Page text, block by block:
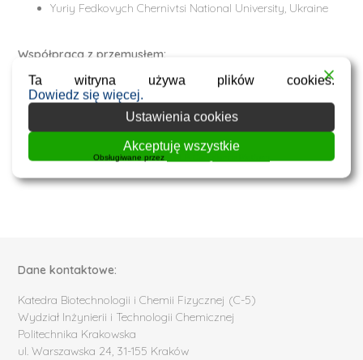
Yuriy Fedkovych Chernivtsi National University, Ukraine
Współpraca z przemysłem:
Evonik Industries
ICHEMAD-Profarb
Dane kontaktowe:
Katedra Biotechnologii i Chemii Fizycznej (C-5)
Wydział Inżynierii i Technologii Chemicznej
Politechnika Krakowska
ul. Warszawska 24, 31-155 Kraków
Ta witryna używa plików cookies.
Dowiedz się więcej.
Ustawienia cookies
Akceptuję wszystkie
Obsługiwane przez WPLP Compliance Platform